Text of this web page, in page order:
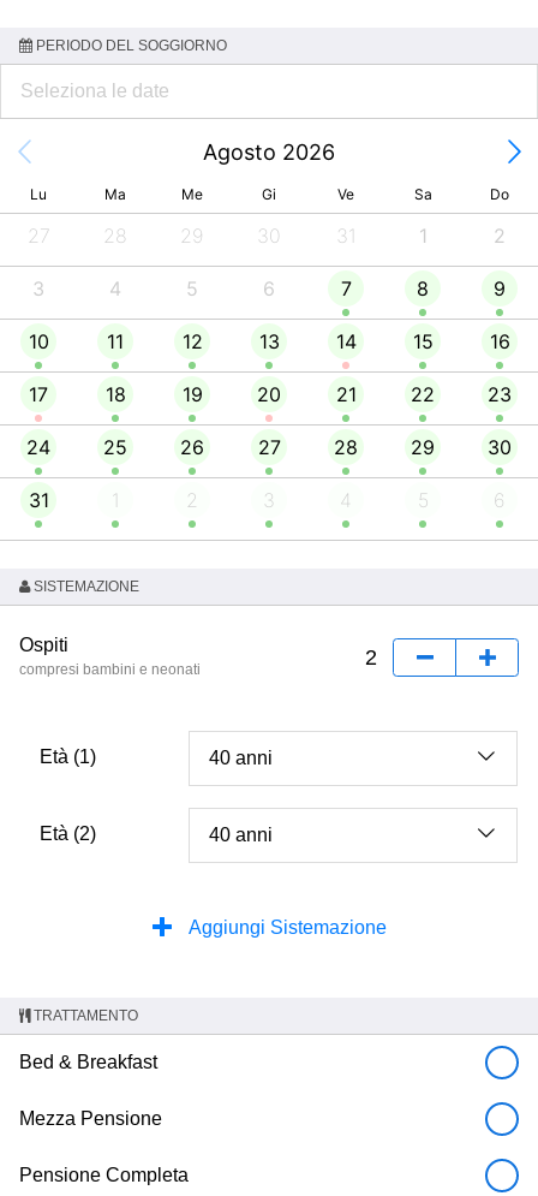
PERIODO DEL SOGGIORNO
Agosto 2026
Lu Ma Me Gi Ve Sa Do
27 28 29 30 31 1 2
3 4 5 6 7 8 9
10 11 12 13 14 15 16
17 18 19 20 21 22 23
24 25 26 27 28 29 30
31 1 2 3 4 5 6
SISTEMAZIONE
Ospiti
compresi bambini e neonati
Età (1)
Età (2)
Aggiungi Sistemazione
TRATTAMENTO
Bed & Breakfast
Mezza Pensione
Pensione Completa